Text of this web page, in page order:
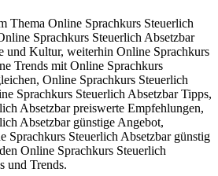
Thema Online Sprachkurs Steuerlich
Sprachkurs Steuerlich Absetzbar
und Kultur, weiterhin Online Sprachkurs
Trends mit Online Sprachkurs
Online Sprachkurs Steuerlich
Sprachkurs Steuerlich Absetzbar Tipps,
Absetzbar preiswerte Empfehlungen,
Absetzbar günstige Angebot,
Sprachkurs Steuerlich Absetzbar günstig
Online Sprachkurs Steuerlich
und Trends.